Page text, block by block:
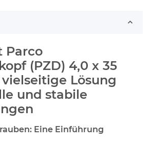
Parco
(PZD) 4,0 x 35
Lösung
und stabile
Eine Einführung